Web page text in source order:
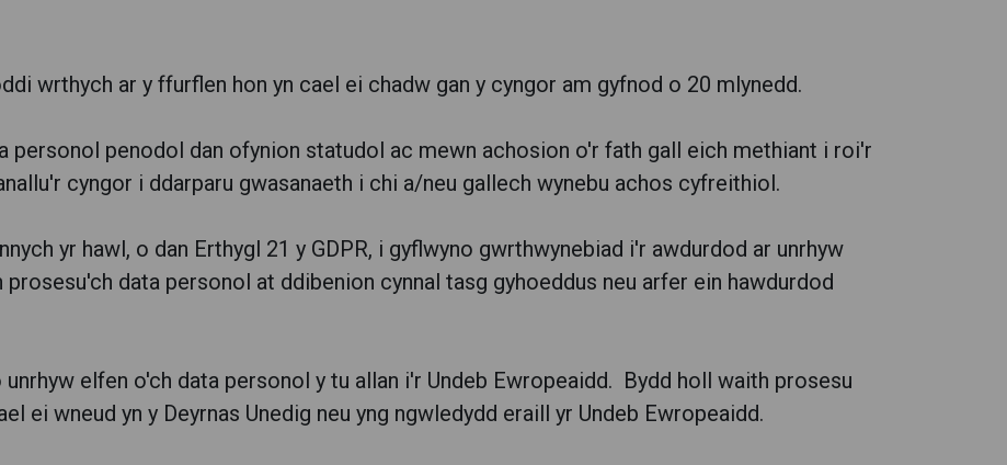
wrthych ar y ffurflen hon yn cael ei chadw gan y cyngor am gyfnod o 20 mlynedd.
personol penodol dan ofynion statudol ac mewn achosion o'r fath gall eich methiant i roi'r
cyngor i ddarparu gwasanaeth i chi a/neu gallech wynebu achos cyfreithiol.
yr hawl, o dan Erthygl 21 y GDPR, i gyflwyno gwrthwynebiad i'r awdurdod ar unrhyw
data personol at ddibenion cynnal tasg gyhoeddus neu arfer ein hawdurdod
elfen o'ch data personol y tu allan i'r Undeb Ewropeaidd. Bydd holl waith prosesu
ei wneud yn y Deyrnas Unedig neu yng ngwledydd eraill yr Undeb Ewropeaidd.